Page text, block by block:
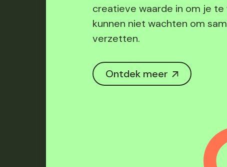
creatieve waarde in om je te
kunnen niet wachten om
verzetten.
Ontdek meer